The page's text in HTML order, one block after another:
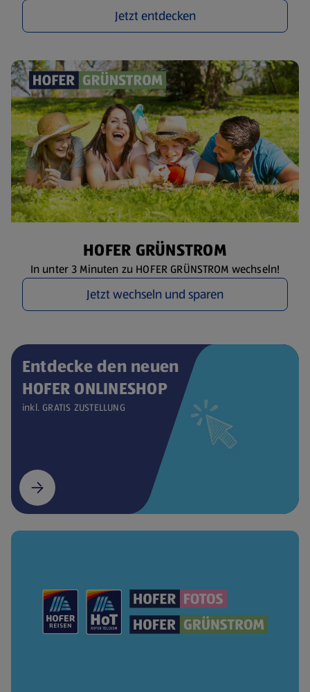
Jetzt entdecken
HOFER GRÜNSTROM
In unter 3 Minuten zu HOFER GRÜNSTROM wechseln!
Jetzt wechseln und sparen
Entdecke den neuen
HOFER ONLINESHOP
inkl. GRATIS ZUSTELLUNG
(öffnet in einem neuen Tab)